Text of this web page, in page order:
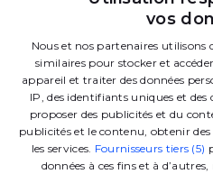
Linkedin Instagram
vos
Nous et nos partenaires utilisons
similaires pour stocker et
appareil et traiter des données
IP, des identifiants uniques et
proposer des publicités et du
publicités et le contenu, obtenir
les services. Fournisseurs tiers (5)
données à ces fins et à